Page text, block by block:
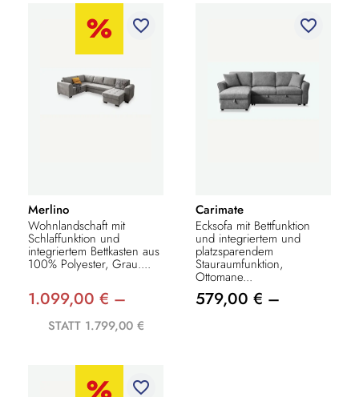
favorite_border
Merlino
Wohnlandschaft mit
Schlaffunktion und
integriertem Bettkasten aus
100% Polyester, Grau....
1.099,00 € –
STATT 1.799,00 €
favorite_border
Carimate
Ecksofa mit Bettfunktion
und integriertem und
platzsparendem
Stauraumfunktion,
Ottomane...
579,00 € –
favorite_border